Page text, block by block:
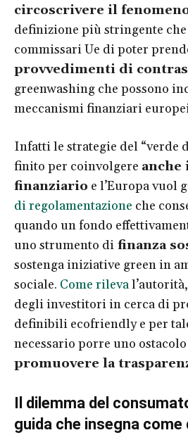
circoscrivere il
definizione più stringente
commissari Ue di poter
provvedimenti di
greenwashing che possono
meccanismi finanziari
Infatti le strategie del “verde
finito per coinvolgere anche
finanziario e l’Europa vuol
di regolamentazione che
quando un fondo
uno strumento di finanza
sostenga iniziative green in
sociale. Come rileva
degli investitori in cerca di
definibili ecofriendly e per
necessario porre uno
promuovere la
Il dilemma del
guida che insegna come